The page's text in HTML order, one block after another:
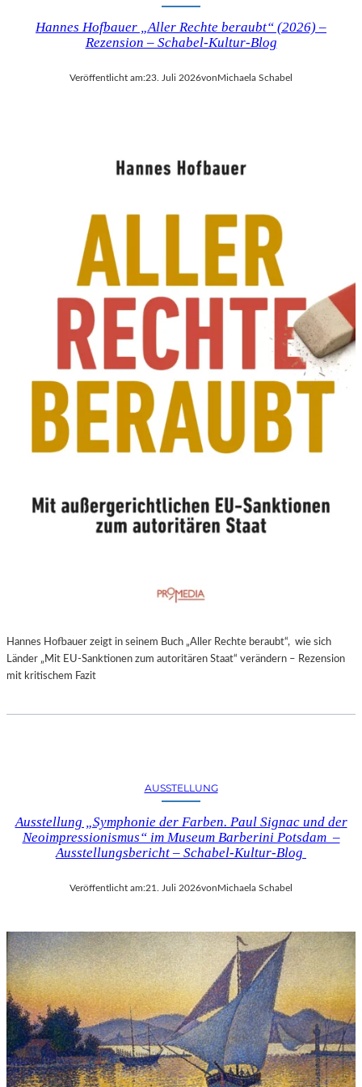
Hannes Hofbauer „Aller Rechte beraubt“ (2026) –
Rezension – Schabel-Kultur-Blog
Veröffentlicht am:23. Juli 2026vonMichaela Schabel
Hannes Hofbauer zeigt in seinem Buch „Aller Rechte beraubt“, wie sich
Länder „Mit EU-Sanktionen zum autoritären Staat“ verändern – Rezension
mit kritischem Fazit
AUSSTELLUNG
Ausstellung „Symphonie der Farben. Paul Signac und der
Neoimpressionismus“ im Museum Barberini Potsdam –
Ausstellungsbericht – Schabel-Kultur-Blog
Veröffentlicht am:21. Juli 2026vonMichaela Schabel